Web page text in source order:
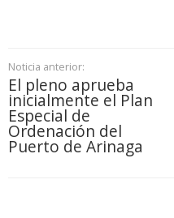
Noticia anterior:
El pleno aprueba
inicialmente el Plan
Especial de
Ordenación del
Puerto de Arinaga